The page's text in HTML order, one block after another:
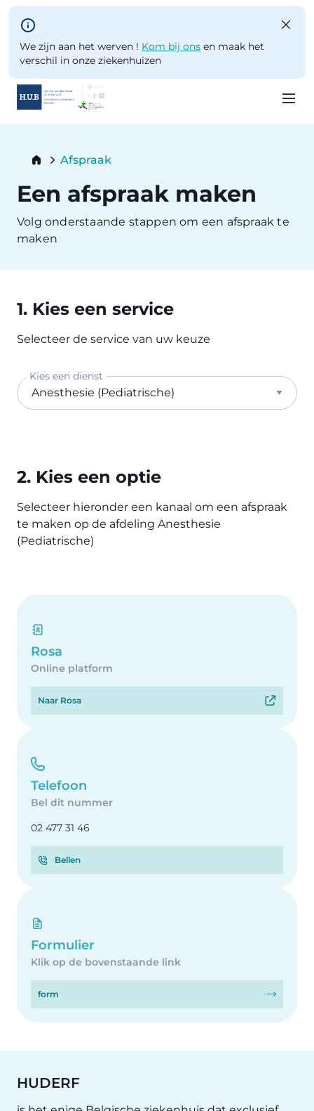
Skip to main content
We zijn aan het werven ! Kom bij ons en maak het
verschil in onze ziekenhuizen
content
Breadcrumb
Current:
Afspraak
Een afspraak maken
Volg onderstaande stappen om een afspraak te
maken
1. Kies een service
Selecteer de service van uw keuze
Kies een dienst
2. Kies een optie
Selecteer hieronder een kanaal om een afspraak
te maken op de afdeling Anesthesie
(Pediatrische)
Rosa
Online platform
Naar Rosa
Telefoon
Bel dit nummer
02 477 31 46
Bellen
Formulier
Klik op de bovenstaande link
form
HUDERF